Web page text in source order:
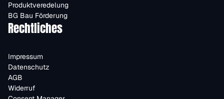
Produktveredelung
BG Bau Förderung
Rechtliches
Impressum
Datenschutz
AGB
Widerruf